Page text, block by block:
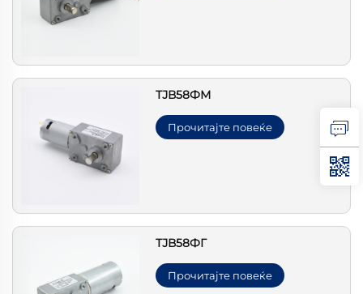
ТЈВ58ФМ
Прочитајте повеќе
ТЈВ58ФГ
Прочитајте повеќе